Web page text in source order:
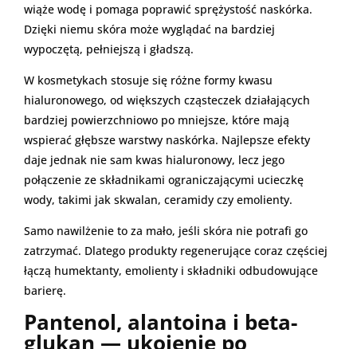
wiąże wodę i pomaga poprawić sprężystość naskórka.
Dzięki niemu skóra może wyglądać na bardziej
wypoczętą, pełniejszą i gładszą.
W kosmetykach stosuje się różne formy kwasu
hialuronowego, od większych cząsteczek działających
bardziej powierzchniowo po mniejsze, które mają
wspierać głębsze warstwy naskórka. Najlepsze efekty
daje jednak nie sam kwas hialuronowy, lecz jego
połączenie ze składnikami ograniczającymi ucieczkę
wody, takimi jak skwalan, ceramidy czy emolienty.
Samo nawilżenie to za mało, jeśli skóra nie potrafi go
zatrzymać. Dlatego produkty regenerujące coraz częściej
łączą humektanty, emolienty i składniki odbudowujące
barierę.
Pantenol, alantoina i beta-
glukan — ukojenie po